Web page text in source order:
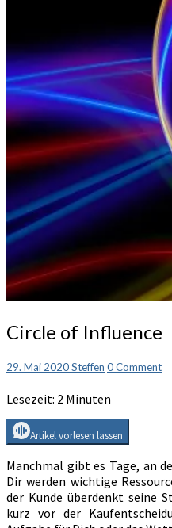
Circle
of
Circle of Influence
29. Mai 2020Steffen Comments
0 Comment
Lesezeit: 2 Minuten
Artikel vorlesen lassen
Manchmal gibt es Tage, an
Dir werden wichtige
der Kunde überdenkt seine
kurz vor der